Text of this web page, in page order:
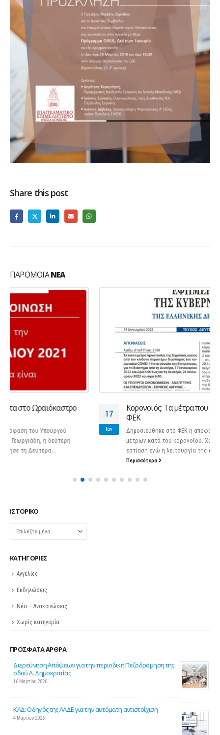
Share this post
ΠΑΡΌΜΟΙΑΝΈΑ
17
Ιαν
Κορονοϊός: Τα μέτρα που ισχύουν από σήμερα – Το
Δημοσιεύθηκε στο ΦΕΚ η απόφαση για την παράταση των
μέτρων κατά του κορονοϊού. Χωρίς μουσική παραμένει η
εστίαση ενώ η λειτουργία της αγοράς...
ΙΣΤΟΡΙΚΌ
Ιστορικό
KΑΤΗΓΟΡΊΕΣ
Αγγελίες
Εκδηλώσεις
Νέα – Ανακοινώσεις
Χωρίς κατηγορία
ΠΡΌΣΦΑΤΑ ΆΡΘΡΑ
Σε λειτουργία το νέο Helpdesk της ΕΣΕΕ με κορυφαίους
επιστήμονες για την υποστήριξη των εμπορικών
επιχειρήσεων
Παράταση της υποχρεωτικής έναρξης της ηλεκτρονικής
τιμολόγησης